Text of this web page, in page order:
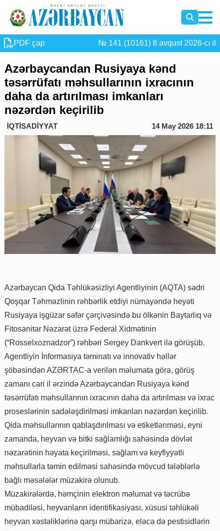
PDF çap № 141 (10161) 8 avqust 2026-cı il
Azərbaycandan Rusiyaya kənd
təsərrüfatı məhsullarının ixracının
daha da artırılması imkanları
nəzərdən keçirilib
İQTİSADİYYAT 14 May 2026 18:11
Azərbaycan Qida Təhlükəsizliyi Agentliyinin (AQTA) sədri
Qoşqar Təhməzlinin rəhbərlik etdiyi nümayəndə heyəti
Rusiyaya işgüzar səfər çərçivəsində bu ölkənin Baytarlıq və
Fitosanitar Nəzarət üzrə Federal Xidmətinin
(“Rosselxoznadzor”) rəhbəri Sergey Dankvert ilə görüşüb.
Agentliyin İnformasiya təminatı və innovativ həllər
şöbəsindən AZƏRTAC-a verilən məlumata görə, görüş
zamanı cari il ərzində Azərbaycandan Rusiyaya kənd
təsərrüfatı məhsullarının ixracının daha da artırılması və ixrac
proseslərinin sadələşdirilməsi imkanları nəzərdən keçirilib.
Qida məhsullarının qablaşdırılması və etiketlənməsi, eyni
zamanda, heyvan və bitki sağlamlığı sahəsində dövlət
nəzarətinin həyata keçirilməsi, sağlam və keyfiyyətli
məhsullarla təmin edilməsi sahəsində mövcud tələblərlə
bağlı məsələlər müzakirə olunub.
Müzakirələrdə, həmçinin elektron məlumat və təcrübə
mübadiləsi, heyvanların identifikasiyası, xüsusi təhlükəli
heyvan xəstəliklərinə qarşı mübarizə, eləcə də pestisidlərin